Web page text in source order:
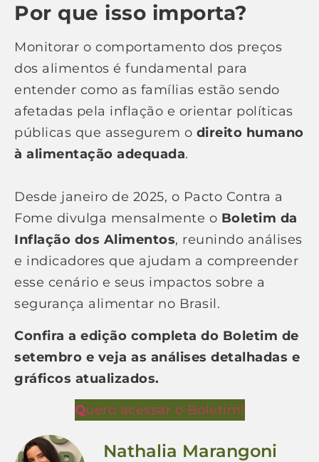
Por que isso importa?
Monitorar o comportamento dos preços
dos alimentos é fundamental para
entender como as famílias estão sendo
afetadas pela inflação e orientar políticas
públicas que assegurem o direito humano
à alimentação adequada.
Desde janeiro de 2025, o Pacto Contra a
Fome divulga mensalmente o Boletim da
Inflação dos Alimentos, reunindo análises
e indicadores que ajudam a compreender
esse cenário e seus impactos sobre a
segurança alimentar no Brasil.
Confira a edição completa do Boletim de
setembro e veja as análises detalhadas e
gráficos atualizados.
Quero acessar o Boletim!
Nathalia Marangoni